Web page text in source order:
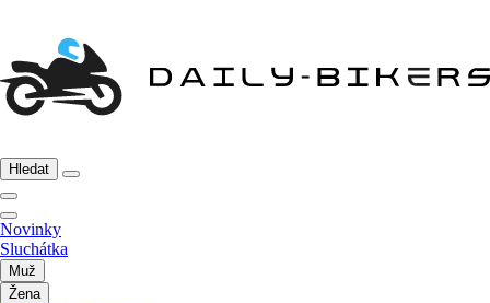
Hledat
Novinky
Sluchátka
Muž
Žena